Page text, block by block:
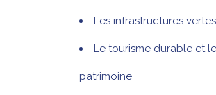
Les infrastructures
Le tourisme durable et le
patrimoine